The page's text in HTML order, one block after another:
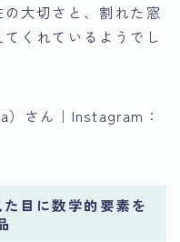
大切さと、割れた窓
くれているようでし
）さん｜Instagram：
目に数学的要素を